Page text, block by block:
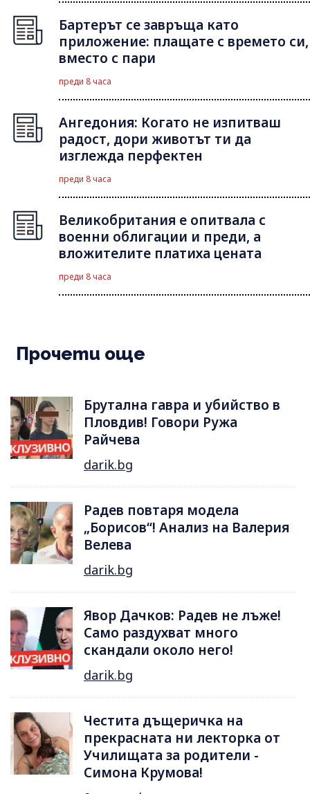
Бартерът се завръща като
приложение: плащате с времето си,
вместо с пари
преди 8 часа
Ангедония: Когато не изпитваш
радост, дори животът ти да
изглежда перфектен
преди 8 часа
Великобритания е опитвала с
военни облигации и преди, а
вложителите платиха цената
преди 8 часа
Прочети още
Брутална гавра и убийство в
Пловдив! Говори Ружа
Райчева
darik.bg
Радев повтаря модела
„Борисов“! Анализ на Валерия
Велева
darik.bg
Явор Дачков: Радев не лъже!
Само раздухват много
скандали около него!
darik.bg
Честита дъщеричка на
прекрасната ни лекторка от
Училищата за родители -
Симона Крумова!